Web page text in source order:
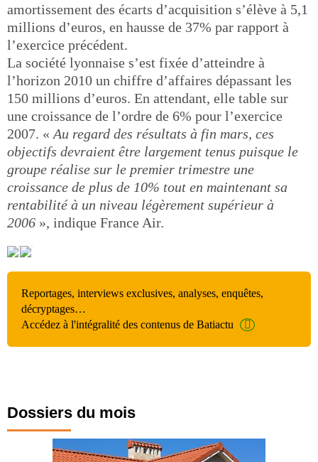
amortissement des écarts d’acquisition s’élève à 5,1
millions d’euros, en hausse de 37% par rapport à
l’exercice précédent.
La société lyonnaise s’est fixée d’atteindre à
l’horizon 2010 un chiffre d’affaires dépassant les
150 millions d’euros. En attendant, elle table sur
une croissance de l’ordre de 6% pour l’exercice
2007. « Au regard des résultats à fin mars, ces
objectifs devraient être largement tenus puisque le
groupe réalise sur le premier trimestre une
croissance de plus de 10% tout en maintenant sa
rentabilité à un niveau légèrement supérieur à
2006 », indique France Air.
Reportages, interviews exclusives, analyses, enquêtes,
décryptages…
Accédez à l'intégralité des contenus de Batiactu
Dossiers du mois